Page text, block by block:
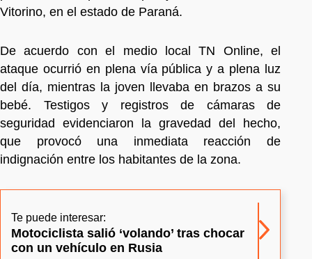
Vitorino, en el estado de Paraná.
De acuerdo con el medio local TN Online, el
ataque ocurrió en plena vía pública y a plena luz
del día, mientras la joven llevaba en brazos a su
bebé. Testigos y registros de cámaras de
seguridad evidenciaron la gravedad del hecho,
que provocó una inmediata reacción de
indignación entre los habitantes de la zona.
Te puede interesar:
Motociclista salió ‘volando’ tras chocar
con un vehículo en Rusia